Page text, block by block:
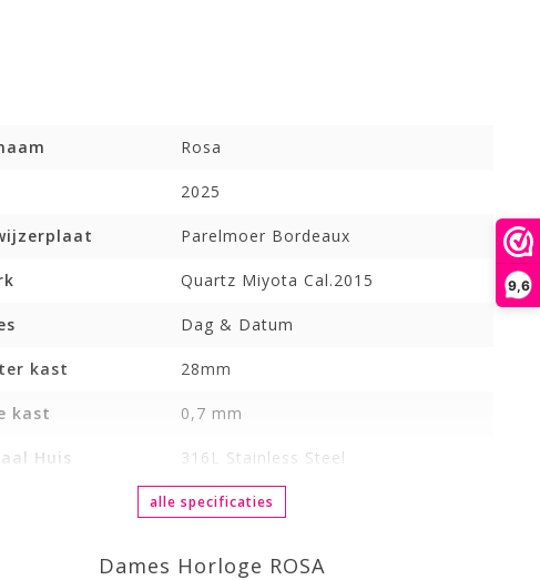
9,6
Rosa
2025
Parelmoer Bordeaux
Quartz Miyota Cal.2015
Dag & Datum
kast 28mm
kast 0,7 mm
Huis 316L Stainless Steel
alle specificaties
Dames Horloge ROSA